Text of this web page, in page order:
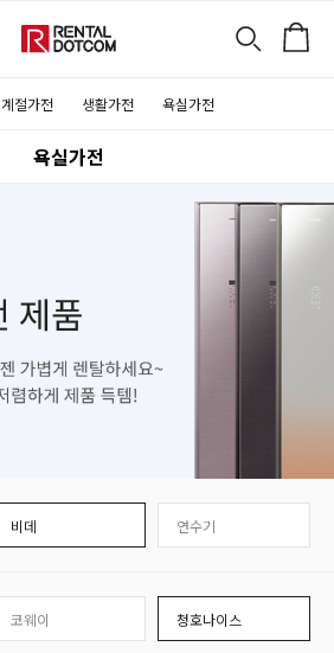
계절가전 생활가전 욕실가전
욕실가전
비데 연수기
코웨이 청호나이스